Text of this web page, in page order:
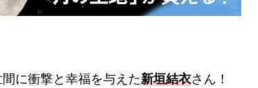
に衝撃と幸福を与えた新垣結衣さん！